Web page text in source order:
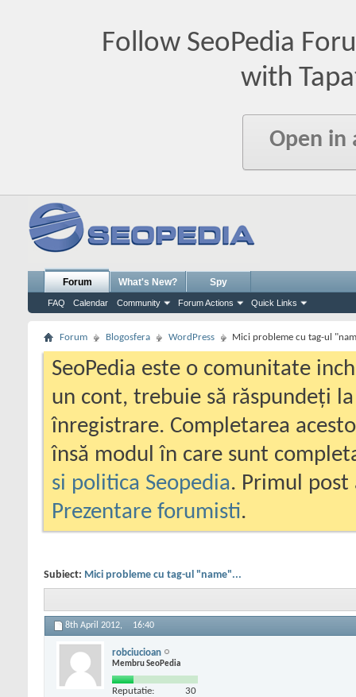
Follow SeoPedia
with
Open in
Forum
FAQ Calendar Community Forum Actions Quick Links
What's New? Spy
Forum Blogosfera WordPress Mici probleme cu tag-ul
SeoPedia este o comunitate
un cont, trebuie să răspundeți
înregistrare. Completarea
însă modul în care sunt
si politica Seopedia. Primul
Prezentare forumisti.
Subiect: Mici probleme cu tag-ul "name"...
8th April 2012, 16:40
robciucioan
Membru SeoPedia
Reputatie: 30